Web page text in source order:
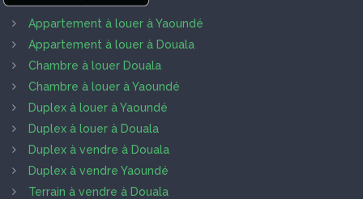
Appartement à louer à Yaoundé
Appartement à louer à Douala
Chambre à louer Douala
Chambre à louer à Yaoundé
Duplex à louer à Yaoundé
Duplex à louer à Douala
Duplex à vendre à Douala
Duplex à vendre Yaoundé
Terrain à vendre à Douala